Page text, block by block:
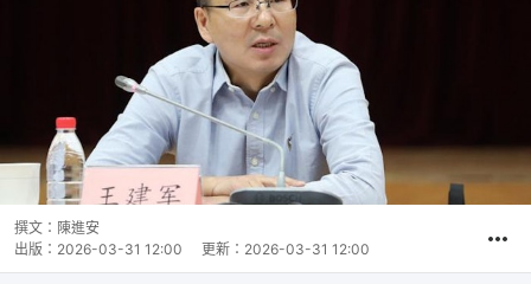
撰文： 陳進安
出版： 2026-03-31 12:00 更新： 2026-03-31 12:00